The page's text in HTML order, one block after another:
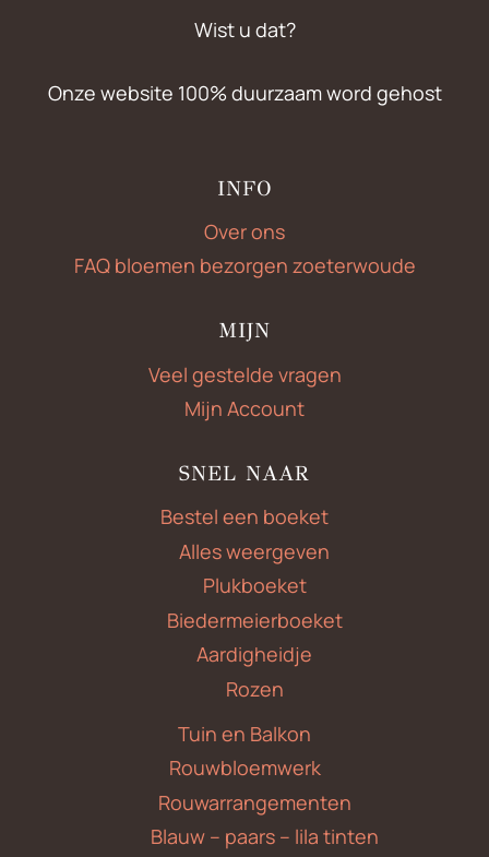
Wist u dat?
Onze website 100% duurzaam word gehost
INFO
Over ons
FAQ bloemen bezorgen zoeterwoude
MIJN
Veel gestelde vragen
Mijn Account
SNEL NAAR
Bestel een boeket
Alles weergeven
Plukboeket
Biedermeierboeket
Aardigheidje
Rozen
Tuin en Balkon
Rouwbloemwerk
Rouwarrangementen
Blauw – paars – lila tinten